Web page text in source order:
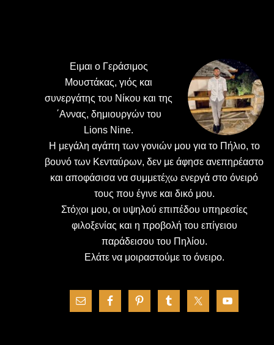
Ειμαι ο Γεράσιμος
Μουστάκας, γιός και
συνεργάτης του Νίκου και της
΄Αννας, δημιουργών του
Lions Nine.
H μεγάλη αγάπη των γονιών μου για το Πήλιο, το
βουνό των Κενταύρων, δεν με άφησε ανεπηρέαστο
και αποφάσισα να συμμετέχω ενεργά στο όνειρό
τους που έγινε και δικό μου.
Στόχοι μου, οι υψηλού επιπέδου υπηρεσίες
φιλοξενίας και η προβολή του επίγειου
παράδεισου του Πηλίου.
Ελάτε να μοιραστούμε το όνειρο.